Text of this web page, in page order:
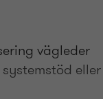
vägleder
eller